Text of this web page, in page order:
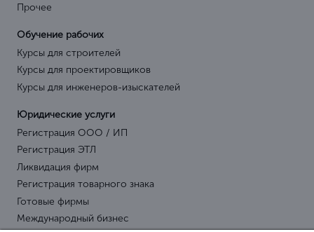
Прочее
Обучение рабочих
Курсы для строителей
Курсы для проектировщиков
Курсы для инженеров-изыскателей
Юридические услуги
Регистрация ООО / ИП
Регистрация ЭТЛ
Ликвидация фирм
Регистрация товарного знака
Готовые фирмы
Международный бизнес